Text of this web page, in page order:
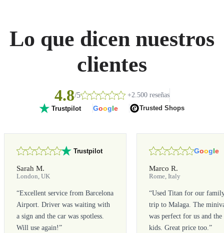
Lo que dicen nuestros
clientes
4.8/5 +2.500 reseñas
Trustpilot Google Trusted Shops
Trustpilot
Sarah M.
London, UK
“Excellent service from Barcelona
Airport. Driver was waiting with
a sign and the car was spotless.
Will use again!”
Google
Marco R.
Rome, Italy
“Used Titan for our
trip to Malaga. The
was perfect for us and the
kids. Great price too.”